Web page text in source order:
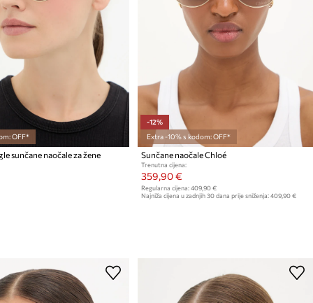
OFF*
sunčane naočale za žene
-12%
Extra -10% s kodom: OFF*
Sunčane naočale Chloé
Trenutna cijena:
359,90 €
Regularna cijena: 409,90 €
Najniža cijena u zadnjih 30 dana prije sniženja: 409,90 €